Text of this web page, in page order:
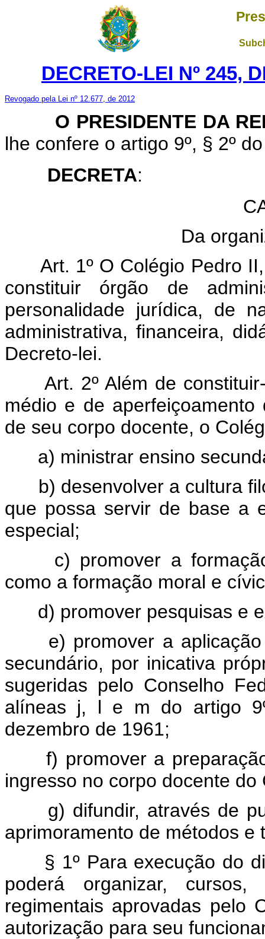
DECRETO-LEI Nº 245,
Revogado pela Lei nº 12.677, de 2012
O PRESIDENTE DA
lhe confere o artigo 9º, § 2º
DECRETA:
Da
Art. 1º O Colégio Pedro
constituir órgão de
personalidade jurídica, de
administrativa, financeira,
Decreto-lei.
Art. 2º Além de
médio e de
de seu corpo docente, o
a) ministrar ensino
b) desenvolver a cultura
que possa servir de base a
especial;
c) promover a
como a formação moral e
d) promover pesquisas e
e) promover a
secundário, por inicativa
sugeridas pelo Conselho
alíneas j, l e m do artigo
dezembro de 1961;
f) promover a
ingresso no corpo docente do
g) difundir, através de
aprimoramento de métodos e
§ 1º Para execução do
poderá organizar,
regimentais aprovadas pelo
autorização para seu